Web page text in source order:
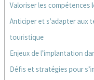
Valoriser les
Anticiper et s’adapter aux
touristique
Enjeux de l’implantation
Défis et stratégies pour